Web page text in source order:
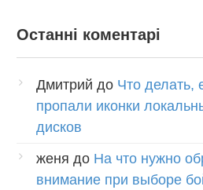
Останні коментарі
Дмитрий до Что делать,
пропали иконки
дисков
женя до На что нужно
внимание при выборе